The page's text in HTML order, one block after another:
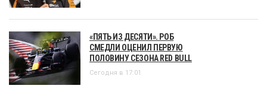
«ПЯТЬ ИЗ ДЕСЯТИ». РОБ
СМЕДЛИ ОЦЕНИЛ ПЕРВУЮ
ПОЛОВИНУ СЕЗОНА RED BULL
Сегодня в 17:01